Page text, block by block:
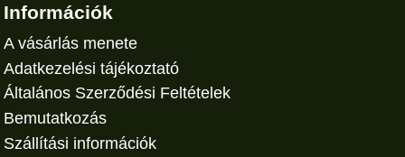
Információk
A vásárlás menete
Adatkezelési tájékoztató
Általános Szerződési Feltételek
Bemutatkozás
Szállítási információk